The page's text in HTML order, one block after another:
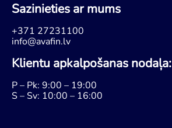
Sazinieties ar mums
+371 27231100
info@avafin.lv
Klientu apkalpošanas nodaļa:
P – Pk: 9:00 – 19:00
S – Sv: 10:00 – 16:00